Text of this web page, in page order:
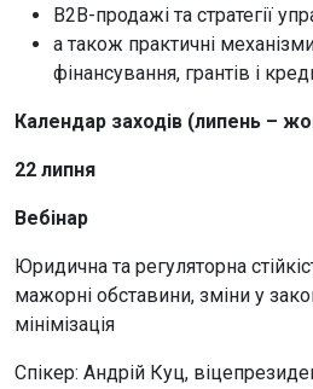
B2B-продажі та стратегії
а також практичні
фінансування, грантів і
Календар заходів (липень –
22 липня
Вебінар
Юридична та регуляторна
мажорні обставини, зміни у
мінімізація
Спікер: Андрій Куц,